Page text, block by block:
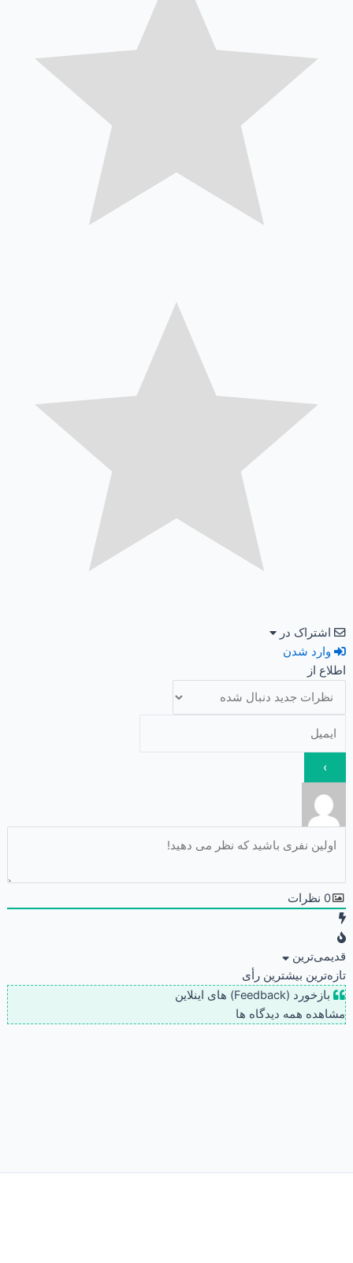
اشتراک در
وارد شدن
اطلاع از
0 نظرات
قدیمی‌ترین
تازه‌ترین بیشترین رأی
بازخورد (Feedback) های اینلاین
مشاهده همه دیدگاه ها